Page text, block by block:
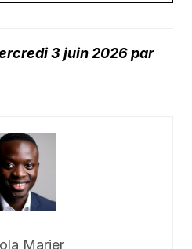
3 juin 2026 par
Marier